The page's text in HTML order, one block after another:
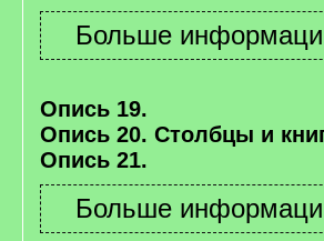
Опись 19.
Опись 20. Столбцы и
Опись 21.